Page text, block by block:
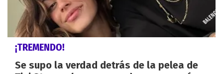
¡TREMENDO!
Se supo la verdad detrás de la pelea de